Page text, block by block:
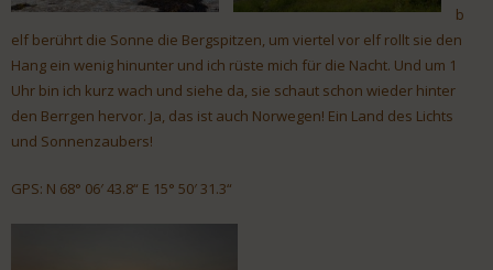
b
elf berührt die Sonne die Bergspitzen, um viertel vor elf rollt sie den
Hang ein wenig hinunter und ich rüste mich für die Nacht. Und um 1
Uhr bin ich kurz wach und siehe da, sie schaut schon wieder hinter
den Berrgen hervor. Ja, das ist auch Norwegen! Ein Land des Lichts
und Sonnenzaubers!
GPS: N 68° 06′ 43.8“ E 15° 50′ 31.3“